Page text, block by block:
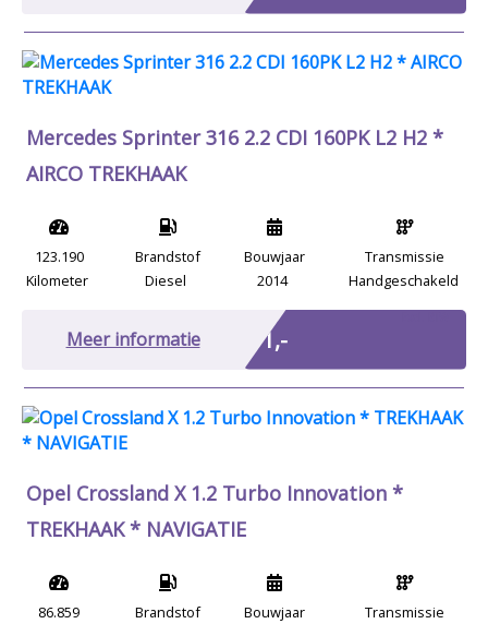
Mercedes Sprinter 316 2.2 CDI 160PK L2 H2 *
AIRCO TREKHAAK
123.190
Kilometer
Brandstof
Diesel
Bouwjaar
2014
Transmissie
Handgeschakeld
Meer informatie € 1,-
Opel Crossland X 1.2 Turbo Innovation *
TREKHAAK * NAVIGATIE
86.859
Brandstof
Bouwjaar
Transmissie